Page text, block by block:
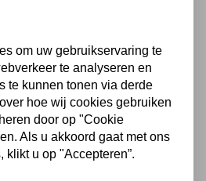
PRO kabelhaspel
IP44 3x1,5mm
om uw gebruikservaring te
te analyseren en
te kunnen tonen via derde
hoe wij cookies gebruiken
door op "Cookie
Als u akkoord gaat met ons
klikt u op "Accepteren”.